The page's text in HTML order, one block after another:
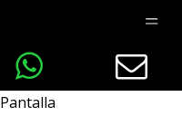
Pantalla